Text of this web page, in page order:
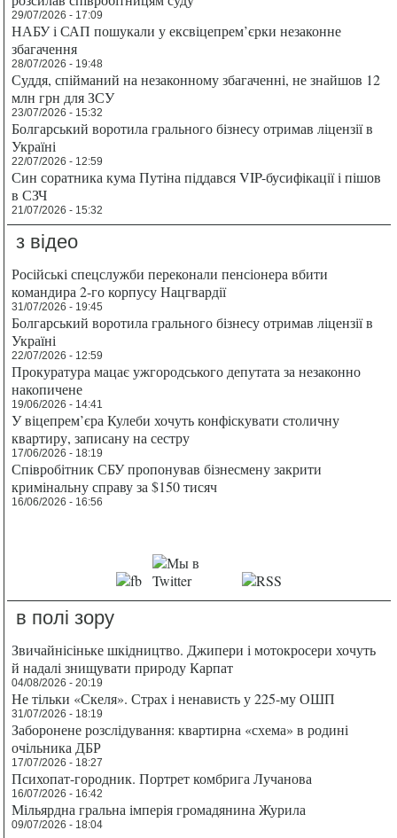
29/07/2026 - 17:09
НАБУ і САП пошукали у ексвіцепрем’єрки незаконне
збагачення
28/07/2026 - 19:48
Суддя, спійманий на незаконному збагаченні, не знайшов 12
млн грн для ЗСУ
23/07/2026 - 15:32
Болгарський воротила грального бізнесу отримав ліцензії в
Україні
22/07/2026 - 12:59
Син соратника кума Путіна піддався VIP-бусифікації і пішов
в СЗЧ
21/07/2026 - 15:32
з відео
Російські спецслужби переконали пенсіонера вбити
командира 2-го корпусу Нацгвардії
31/07/2026 - 19:45
Болгарський воротила грального бізнесу отримав ліцензії в
Україні
22/07/2026 - 12:59
Прокуратура мацає ужгородського депутата за незаконно
накопичене
19/06/2026 - 14:41
У віцепрем’єра Кулеби хочуть конфіскувати столичну
квартиру, записану на сестру
17/06/2026 - 18:19
Співробітник СБУ пропонував бізнесмену закрити
кримінальну справу за $150 тисяч
16/06/2026 - 16:56
в полі зору
Звичайнісіньке шкідництво. Джипери і мотокросери хочуть
й надалі знищувати природу Карпат
04/08/2026 - 20:19
Не тільки «Скеля». Страх і ненависть у 225-му ОШП
31/07/2026 - 18:19
Заборонене розслідування: квартирна «схема» в родині
очільника ДБР
17/07/2026 - 18:27
Психопат-городник. Портрет комбрига Лучанова
16/07/2026 - 16:42
Мільярдна гральна імперія громадянина Журила
09/07/2026 - 18:04